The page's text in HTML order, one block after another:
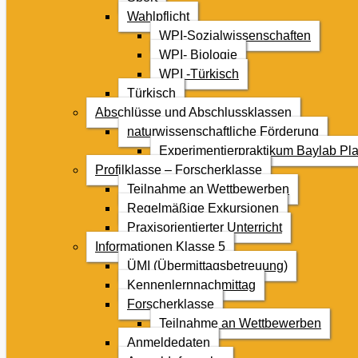
Wahlpflicht
WPI-Sozialwissenschaften
WPI- Biologie
WPI -Türkisch
Türkisch
Abschlüsse und Abschlussklassen
naturwissenschaftliche Förderung
Experimentierpraktikum Baylab
Profilklasse – Forscherklasse
Teilnahme an Wettbewerben
Regelmäßige Exkursionen
Praxisorientierter Unterricht
Informationen Klasse 5
ÜMI (Übermittagsbetreuung)
Kennenlernnachmittag
Forscherklasse
Teilnahme an Wettbewerben
Anmeldedaten